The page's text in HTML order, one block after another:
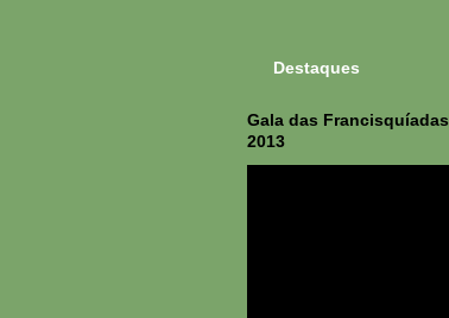
Destaques
Gala das Francisquíadas
2013